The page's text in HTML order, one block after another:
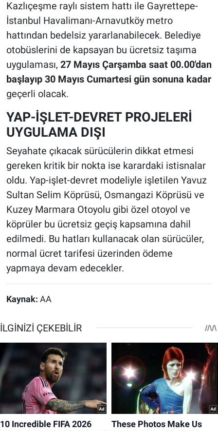
Kazlıçeşme raylı sistem hattı ile Gayrettepe-
İstanbul Havalimanı-Arnavutköy metro
hattından bedelsiz yararlanabilecek. Belediye
otobüslerini de kapsayan bu ücretsiz taşıma
uygulaması, 27 Mayıs Çarşamba saat 00.00'dan
başlayıp 30 Mayıs Cumartesi gün sonuna kadar
geçerli olacak.
YAP-İŞLET-DEVRET PROJELERİ
UYGULAMA DIŞI
Seyahate çıkacak sürücülerin dikkat etmesi
gereken kritik bir nokta ise karardaki istisnalar
oldu. Yap-işlet-devret modeliyle işletilen Yavuz
Sultan Selim Köprüsü, Osmangazi Köprüsü ve
Kuzey Marmara Otoyolu gibi özel otoyol ve
köprüler bu ücretsiz geçiş kapsamına dahil
edilmedi. Bu hatları kullanacak olan sürücüler,
normal ücret tarifesi üzerinden ödeme
yapmaya devam edecekler.
Kaynak: AA